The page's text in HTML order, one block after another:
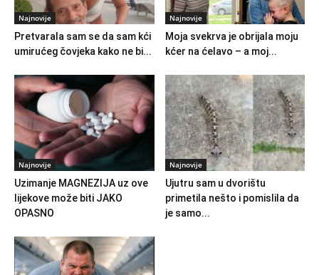
Najnovije
Pretvarala sam se da sam kći
umirućeg čovjeka kako ne bi...
Najnovije
Moja svekrva je obrijala moju
kćer na ćelavo – a moj...
Najnovije
Uzimanje MAGNEZIJA uz ove
lijekove može biti JAKO
OPASNO
Najnovije
Ujutru sam u dvorištu
primetila nešto i pomislila da
je samo...